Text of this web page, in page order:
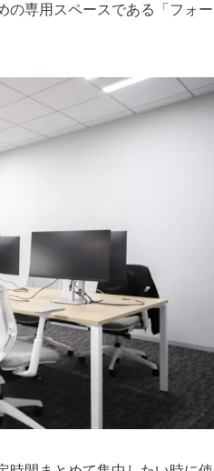
の専用スペースである「フォー